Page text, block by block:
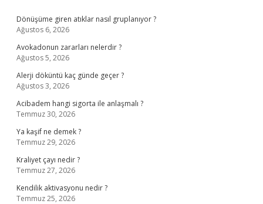
Dönüşüme giren atıklar nasıl gruplanıyor ?
Ağustos 6, 2026
Avokadonun zararları nelerdir ?
Ağustos 5, 2026
Alerji döküntü kaç günde geçer ?
Ağustos 3, 2026
Acibadem hangi sigorta ile anlaşmalı ?
Temmuz 30, 2026
Ya kaşif ne demek ?
Temmuz 29, 2026
Kraliyet çayı nedir ?
Temmuz 27, 2026
Kendilik aktivasyonu nedir ?
Temmuz 25, 2026